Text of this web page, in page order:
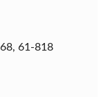
61-818